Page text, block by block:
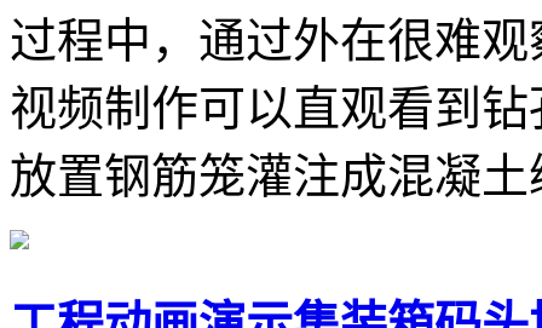
过程中，通过外在很难
视频制作可以直观看到
放置钢筋笼灌注成混凝